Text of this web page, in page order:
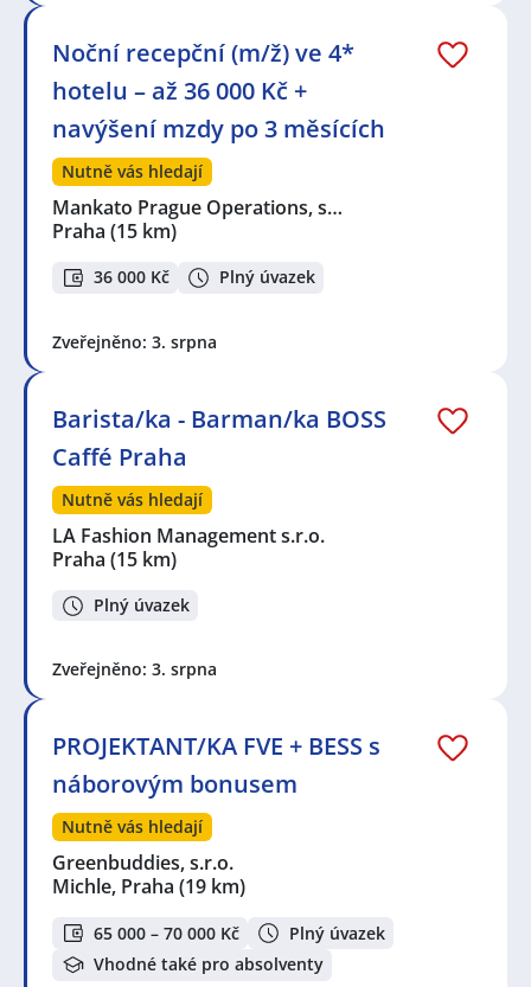
Noční recepční (m/ž) ve 4*
hotelu – až 36 000 Kč +
navýšení mzdy po 3 měsících
Nutně vás hledají
Mankato Prague Operations, s…
Praha (15 km)
36 000 Kč Plný úvazek
Zveřejněno: 3. srpna
Barista/ka - Barman/ka BOSS
Caffé Praha
Nutně vás hledají
LA Fashion Management s.r.o.
Praha (15 km)
Plný úvazek
Zveřejněno: 3. srpna
PROJEKTANT/KA FVE + BESS s
náborovým bonusem
Nutně vás hledají
Greenbuddies, s.r.o.
Michle, Praha (19 km)
65 000 – 70 000 Kč
Plný úvazek
Vhodné také pro absolventy